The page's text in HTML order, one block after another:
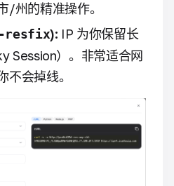
/州的精准操作。
-resfix): IP 为你保留长
Session）。非常适合网
不会掉线。